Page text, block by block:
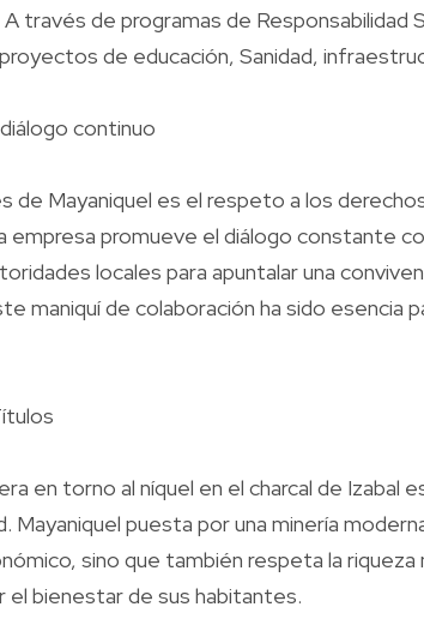
A través de programas de Responsabilidad
de educación, Sanidad,
continuo
de Mayaniquel es el respeto a los
empresa promueve el diálogo constante
locales para apuntalar una
maniquí de colaboración ha sido esencia
en torno al níquel en el charcal de Izabal
Mayaniquel puesta por una minería
sino que también respeta la riqueza
bienestar de sus habitantes.